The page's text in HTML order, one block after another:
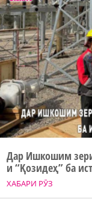
ХАБАРИ РӮЗ
Дар Ишкошим
и “Қозидеҳ” ба